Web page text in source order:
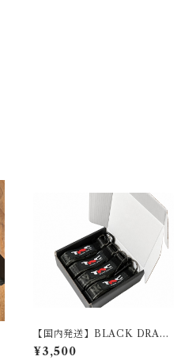
【国内発送】BLACK DRAG
ON 新作 ウェビングガイロー
プ 4本セット 22240418001-1
¥3,500